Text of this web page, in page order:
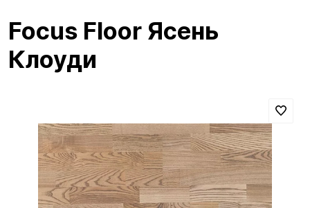
Focus Floor Ясень
Клоуди